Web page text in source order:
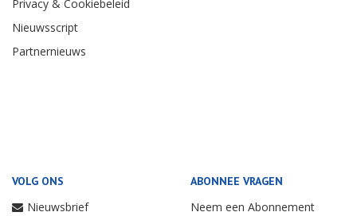
Privacy & Cookiebeleid
Nieuwsscript
Partnernieuws
VOLG ONS
Nieuwsbrief
ABONNEE VRAGEN
Neem een Abonnement